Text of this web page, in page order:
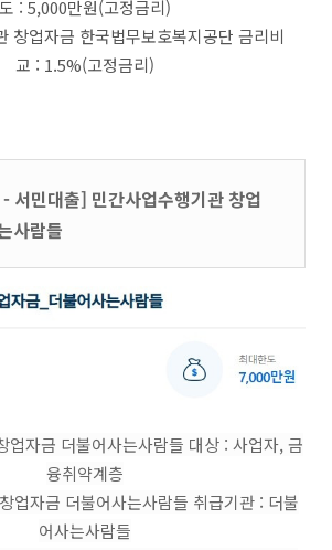
도 : 5,000만원(고정금리)
창업자금 한국법무보호복지공단 금리비
교 : 1.5%(고정금리)
서민대출] 민간사업수행기관 창업
사람들
업자금 더불어사는사람들 대상 : 사업자, 금
융취약계층
업자금 더불어사는사람들 취급기관 : 더불
어사는사람들